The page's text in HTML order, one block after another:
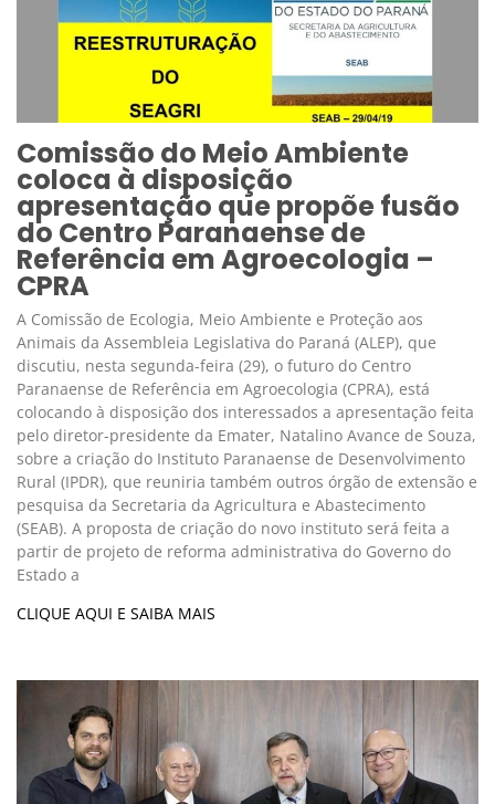
Comissão do Meio Ambiente
coloca à disposição
apresentação que propõe fusão
do Centro Paranaense de
Referência em Agroecologia –
CPRA
A Comissão de Ecologia, Meio Ambiente e Proteção aos
Animais da Assembleia Legislativa do Paraná (ALEP), que
discutiu, nesta segunda-feira (29), o futuro do Centro
Paranaense de Referência em Agroecologia (CPRA), está
colocando à disposição dos interessados a apresentação feita
pelo diretor-presidente da Emater, Natalino Avance de Souza,
sobre a criação do Instituto Paranaense de Desenvolvimento
Rural (IPDR), que reuniria também outros órgão de extensão e
pesquisa da Secretaria da Agricultura e Abastecimento
(SEAB). A proposta de criação do novo instituto será feita a
partir de projeto de reforma administrativa do Governo do
Estado a
CLIQUE AQUI E SAIBA MAIS